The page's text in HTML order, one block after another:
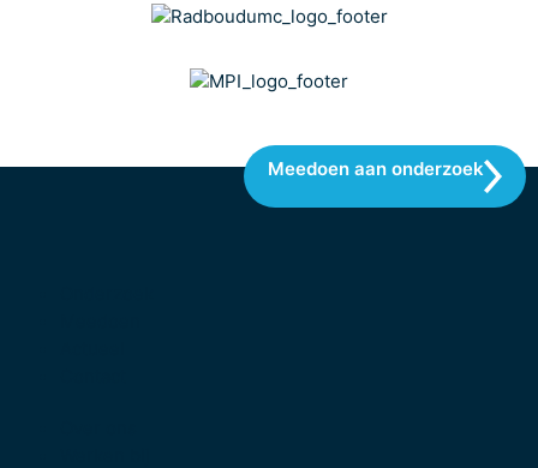
Meedoen aan onderzoek